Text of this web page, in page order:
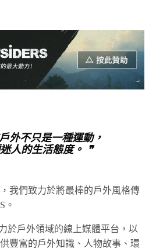
外不只是一種運動，
人的生活態度。 ❞
我們致力於將最棒的戶外風格傳
。
於戶外領域的線上媒體平台，以
豐富的戶外知識、人物故事、環